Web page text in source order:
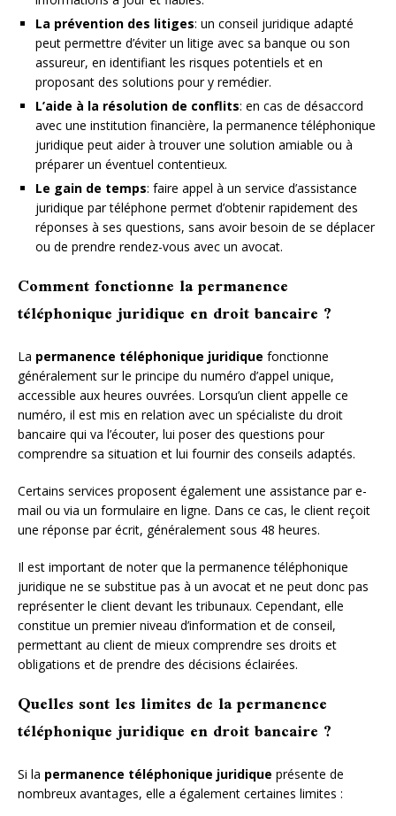
La prévention des litiges: un conseil juridique adapté
peut permettre d’éviter un litige avec sa banque ou son
assureur, en identifiant les risques potentiels et en
proposant des solutions pour y remédier.
L’aide à la résolution de conflits: en cas de désaccord
avec une institution financière, la permanence téléphonique
juridique peut aider à trouver une solution amiable ou à
préparer un éventuel contentieux.
Le gain de temps: faire appel à un service d’assistance
juridique par téléphone permet d’obtenir rapidement des
réponses à ses questions, sans avoir besoin de se déplacer
ou de prendre rendez-vous avec un avocat.
Comment fonctionne la permanence
téléphonique juridique en droit bancaire ?
La permanence téléphonique juridique fonctionne
généralement sur le principe du numéro d’appel unique,
accessible aux heures ouvrées. Lorsqu’un client appelle ce
numéro, il est mis en relation avec un spécialiste du droit
bancaire qui va l’écouter, lui poser des questions pour
comprendre sa situation et lui fournir des conseils adaptés.
Certains services proposent également une assistance par e-
mail ou via un formulaire en ligne. Dans ce cas, le client reçoit
une réponse par écrit, généralement sous 48 heures.
Il est important de noter que la permanence téléphonique
juridique ne se substitue pas à un avocat et ne peut donc pas
représenter le client devant les tribunaux. Cependant, elle
constitue un premier niveau d’information et de conseil,
permettant au client de mieux comprendre ses droits et
obligations et de prendre des décisions éclairées.
Quelles sont les limites de la permanence
téléphonique juridique en droit bancaire ?
Si la permanence téléphonique juridique présente de
nombreux avantages, elle a également certaines limites :